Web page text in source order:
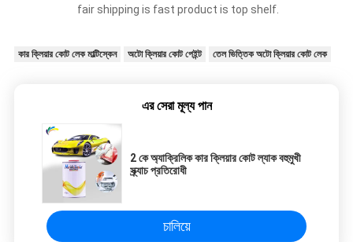
fair shipping is fast product is top shelf.
কার ক্লিয়ার কোট লেক মাল্টিস্কেন অটো ক্লিয়ার কোট পেইন্ট তেল ভিত্তিক অটো ক্লিয়ার কোট লেক
এর সেরা মূল্য পান
2 কে অ্যাক্রিলিক কার ক্লিয়ার কোট ল্যাক বহুমুখী
স্ক্র্যাচ প্রতিরোধী
চালিয়ে